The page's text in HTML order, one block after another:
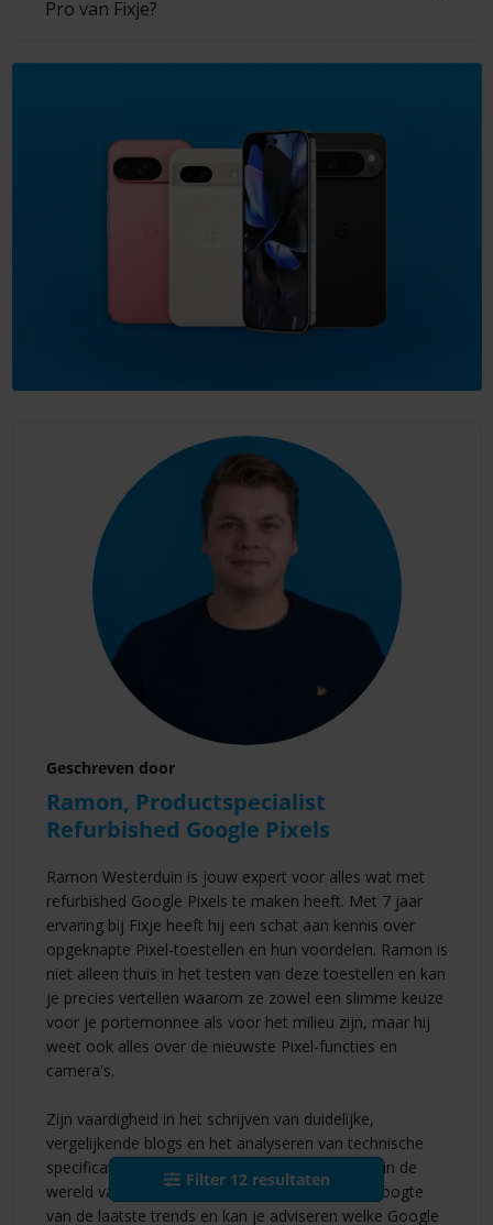
Filter 12resultaten
Pro van Fixje?
Geschreven door
Ramon, Productspecialist
Refurbished Google Pixels
Ramon Westerduin is jouw expert voor alles wat met
refurbished Google Pixels te maken heeft. Met 7 jaar
ervaring bij Fixje heeft hij een schat aan kennis over
opgeknapte Pixel-toestellen en hun voordelen. Ramon is
niet alleen thuis in het testen van deze toestellen en kan
je precies vertellen waarom ze zowel een slimme keuze
voor je portemonnee als voor het milieu zijn, maar hij
weet ook alles over de nieuwste Pixel-functies en
camera's.
Zijn vaardigheid in het schrijven van duidelijke,
vergelijkende blogs en het analyseren van technische
specificaties maakt hem een betrouwbare gids in de
wereld van smartphones. Hij blijft altijd op de hoogte
van de laatste trends en kan je adviseren welke Google